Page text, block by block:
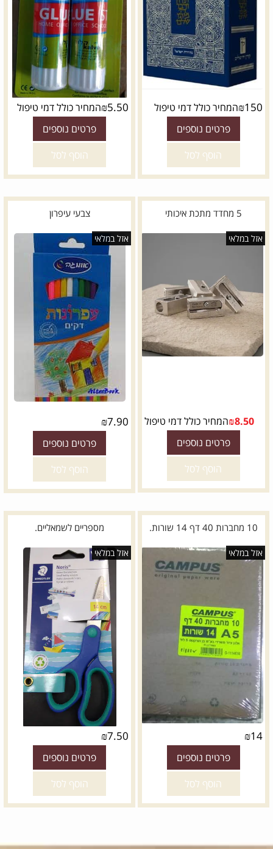
₪150 המחיר כולל דמי טיפול
פרטים נוספים
הוסף לסל
₪5.50 המחיר כולל דמי טיפול
פרטים נוספים
הוסף לסל
5 מחדד מתכת איכותי
אזל במלאי
₪8.50 המחיר כולל דמי טיפול
פרטים נוספים
הוסף לסל
צבעי עיפרון
אזל במלאי
₪7.90
פרטים נוספים
הוסף לסל
10 מחברות 40 דף 14 שורות.
אזל במלאי
₪14
פרטים נוספים
הוסף לסל
מספריים לשמאליים.
אזל במלאי
₪7.50
פרטים נוספים
הוסף לסל